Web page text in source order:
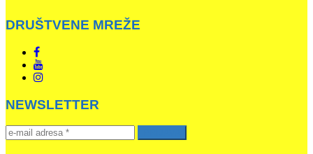
DRUŠTVENE MREŽE
NEWSLETTER